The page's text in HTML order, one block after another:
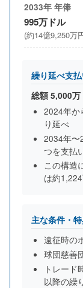
2033年 年俸
995万ドル
(約14億9,250万
繰り延べ支
総額5,000万
2024年か
り延べ
2034年〜
つを支払
この構造
は約
主な条件・
遠征時の
球団慈善
トレード
以降の繰